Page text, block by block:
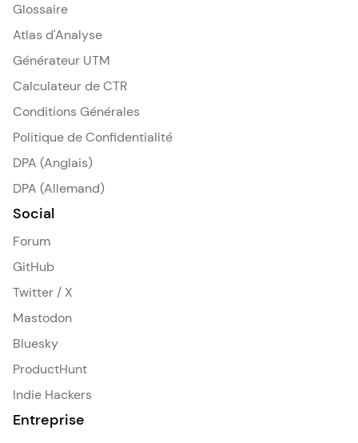
Glossaire
Atlas d'Analyse
Générateur UTM
Calculateur de CTR
Conditions Générales
Politique de Confidentialité
DPA (Anglais)
DPA (Allemand)
Social
Forum
GitHub
Twitter / X
Mastodon
Bluesky
ProductHunt
Indie Hackers
Entreprise